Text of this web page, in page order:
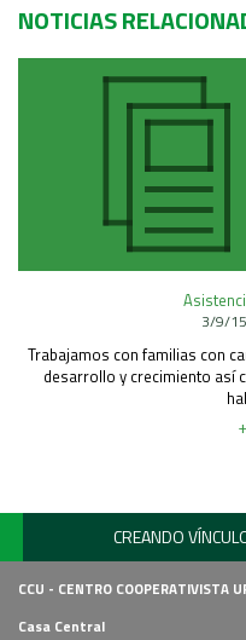
NOTICIAS
3/9/
Trabajamos con familias con
desarrollo y crecimiento así
CREANDO
CCU - CENTRO COOPERATIVISTA
Casa Central